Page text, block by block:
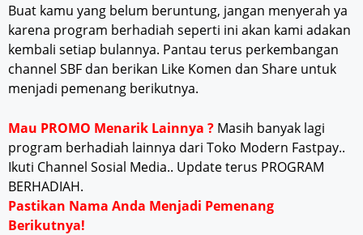
Buat kamu yang belum beruntung, jangan menyerah ya
karena program berhadiah seperti ini akan kami adakan
kembali setiap bulannya. Pantau terus perkembangan
channel SBF dan berikan Like Komen dan Share untuk
menjadi pemenang berikutnya.
Mau PROMO Menarik Lainnya ? Masih banyak lagi
program berhadiah lainnya dari Toko Modern Fastpay..
Ikuti Channel Sosial Media.. Update terus PROGRAM
BERHADIAH.
Pastikan Nama Anda Menjadi Pemenang
Berikutnya!